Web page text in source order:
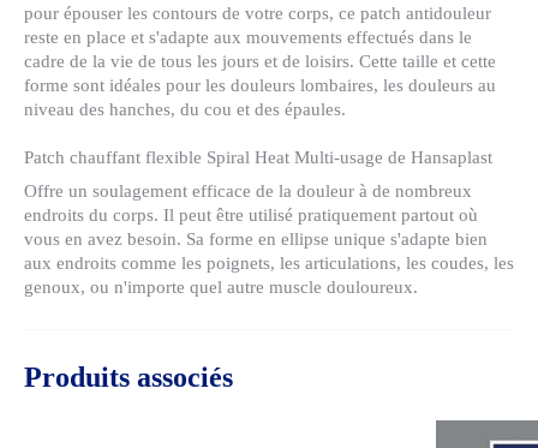
pour épouser les contours de votre corps, ce patch antidouleur
reste en place et s'adapte aux mouvements effectués dans le
cadre de la vie de tous les jours et de loisirs. Cette taille et cette
forme sont idéales pour les douleurs lombaires, les douleurs au
niveau des hanches, du cou et des épaules.
Patch chauffant flexible Spiral Heat Multi-usage de Hansaplast
Offre un soulagement efficace de la douleur à de nombreux
endroits du corps. Il peut être utilisé pratiquement partout où
vous en avez besoin. Sa forme en ellipse unique s'adapte bien
aux endroits comme les poignets, les articulations, les coudes, les
genoux, ou n'importe quel autre muscle douloureux.
Produits associés